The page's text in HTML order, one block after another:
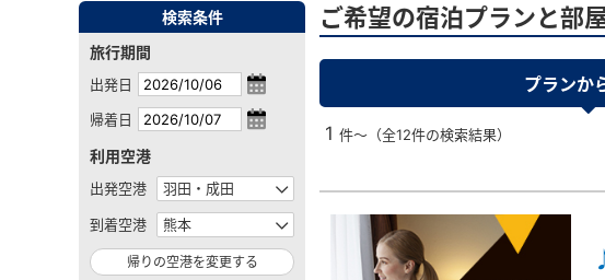
検索条件
旅行期間
出発日
帰着日
利用空港
出発空港
到着空港
帰りの空港を変更する
ご希望の宿泊プランと部
プランか
1 件～（全12件の検索結果）